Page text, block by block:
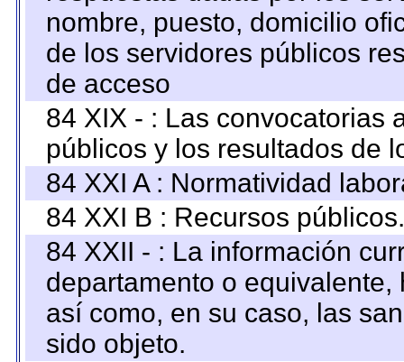
nombre, puesto, domicilio
de los servidores públicos
de acceso
84 XIX - : Las convocatorias
públicos y los resultados de
84 XXI A : Normatividad
84 XXI B : Recursos públicos.
84 XXII - : La información
departamento o
así como, en su caso, las
sido objeto.